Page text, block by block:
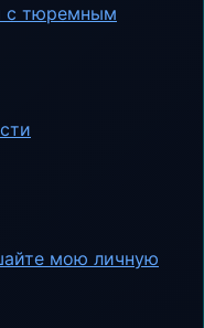
с тюремным
мою личную